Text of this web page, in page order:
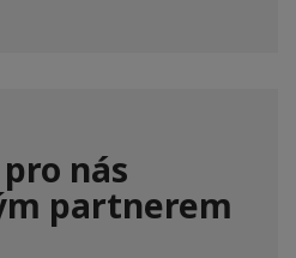
nás
partnerem